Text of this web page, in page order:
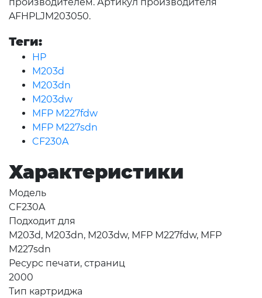
AFHPLJM203050.
Теги:
HP
M203d
M203dn
M203dw
MFP M227fdw
MFP M227sdn
CF230A
Характеристики
Модель
CF230A
Подходит для
M203d, M203dn, M203dw, MFP M227fdw, MFP
M227sdn
Ресурс печати, страниц
2000
Тип картриджа